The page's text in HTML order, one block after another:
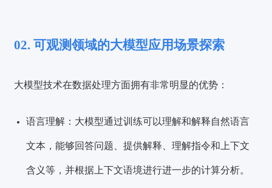
02. 可观测领域的大模型应用场景探索
大模型技术在数据处理方面拥有非常明显的优势：
语言理解： 大模型通过训练可以理解和解释自然语言
文本，能够回答问题、提供解释、理解指令和上下文
含义等，并根据上下文语境进行进一步的计算分析。